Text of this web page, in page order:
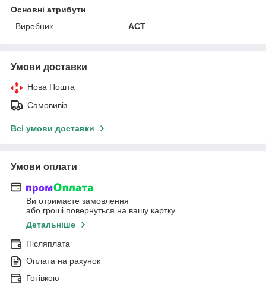
Основні атрибути
Виробник
АСТ
Умови доставки
Нова Пошта
Самовивіз
Всі умови доставки
Умови оплати
Ви отримаєте замовлення
або гроші повернуться на вашу картку
Детальніше
Післяплата
Оплата на рахунок
Готівкою